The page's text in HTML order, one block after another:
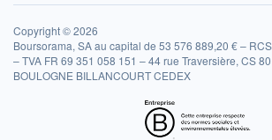
Copyright © 2026
Boursorama, SA au capital de 53 576 889,20 € –
– TVA FR 69 351 058 151 – 44 rue Traversière, CS
BOULOGNE BILLANCOURT CEDEX